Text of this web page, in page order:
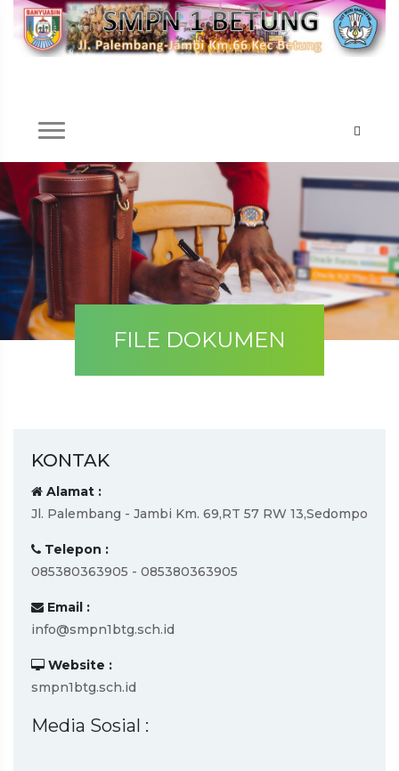
FILE DOKUMEN
KONTAK
Alamat :
Jl. Palembang - Jambi Km. 69,RT 57 RW 13,Sedompo
Telepon :
085380363905 - 085380363905
Email :
info@smpn1btg.sch.id
Website :
smpn1btg.sch.id
Media Sosial :